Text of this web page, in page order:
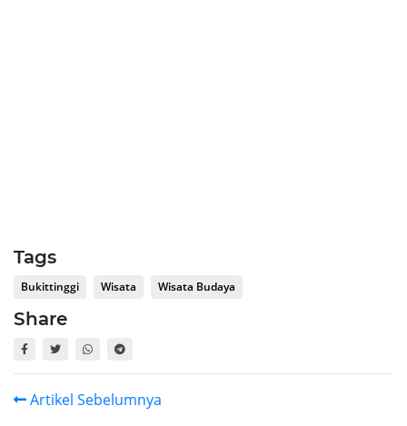
Tags
Bukittinggi Wisata Wisata Budaya
Share
Artikel Sebelumnya